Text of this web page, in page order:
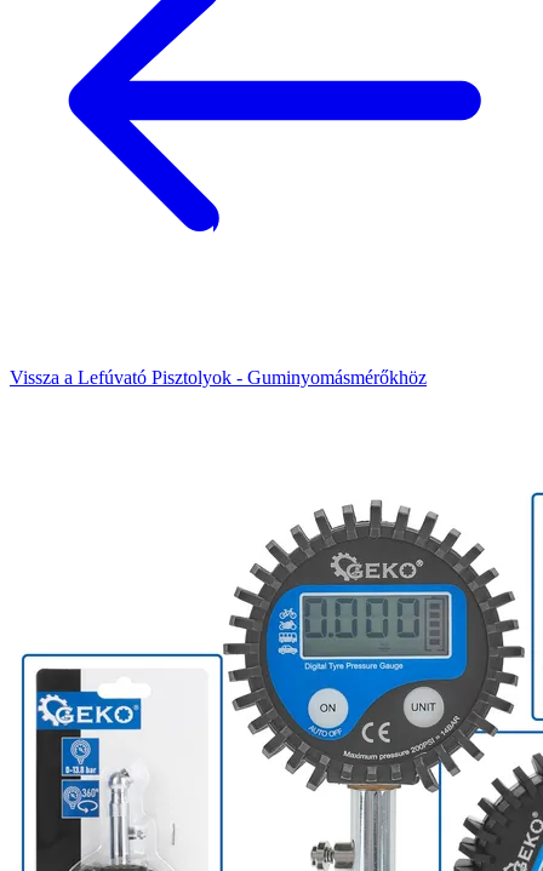
Vissza a Lefúvató Pisztolyok - Guminyomásmérőkhöz